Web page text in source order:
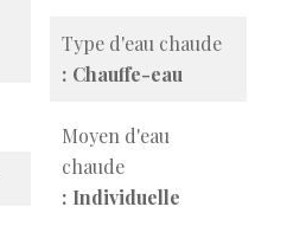
Type d'eau chaude
Chauffe-eau
Moyen d'eau
chaude
Individuelle